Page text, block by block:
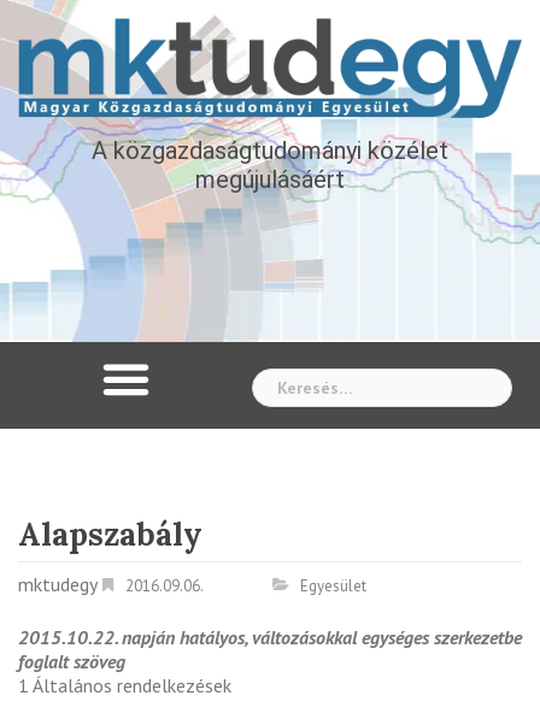
A közgazdaságtudományi közélet
megújulásáért
Alapszabály
mktudegy 2016.09.06. Egyesület
2015.10.22. napján hatályos, változásokkal egységes szerkezetbe
foglalt szöveg
1 Általános rendelkezések